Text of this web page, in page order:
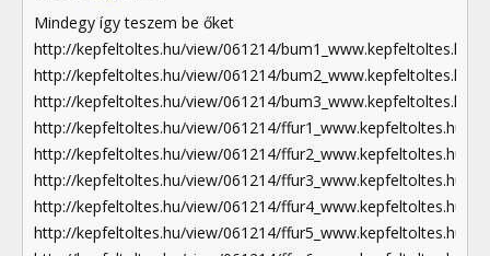
Mindegy így teszem be őket
http://kepfeltoltes.hu/view/061214/
http://kepfeltoltes.hu/view/061214/
http://kepfeltoltes.hu/view/061214/
http://kepfeltoltes.hu/view/061214/
http://kepfeltoltes.hu/view/061214/
http://kepfeltoltes.hu/view/061214/
http://kepfeltoltes.hu/view/061214/
http://kepfeltoltes.hu/view/061214/